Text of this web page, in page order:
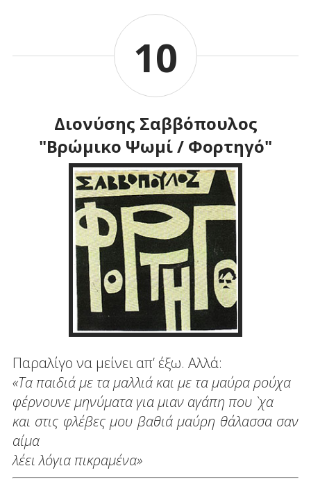
10
Διονύσης Σαββόπουλος
"Βρώμικο Ψωμί / Φορτηγό"
Παραλίγο να μείνει απ’ έξω. Αλλά:
«Τα παιδιά με τα μαλλιά και με τα μαύρα ρούχα
φέρνουνε μηνύματα για μιαν αγάπη που `χα
και στις φλέβες μου βαθιά μαύρη θάλασσα σαν
αίμα
λέει λόγια πικραμένα»